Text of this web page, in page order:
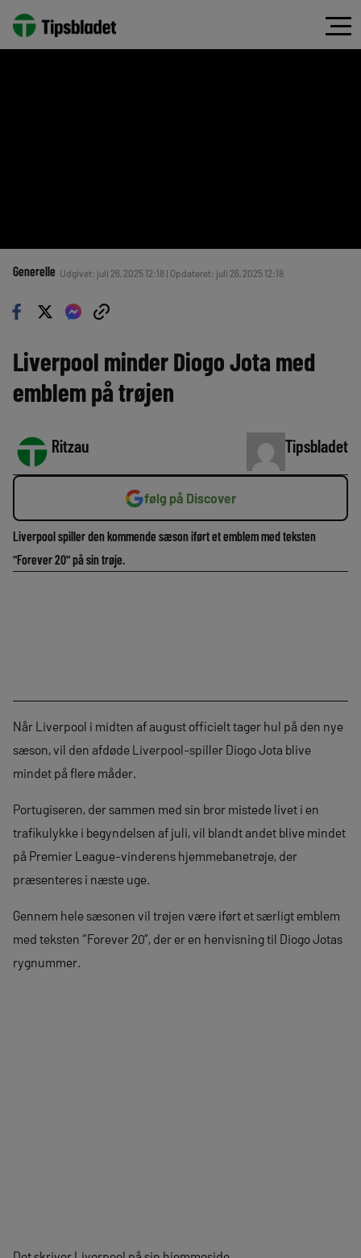
Generelle Udgivet: juli 26, 2025 12:18 | Opdateret: juli 26, 2025 12:18
Liverpool minder Diogo Jota med
emblem på trøjen
Ritzau Tipsbladet
følg på Discover
Liverpool spiller den kommende sæson iført et emblem med teksten
"Forever 20" på sin trøje.
Når Liverpool i midten af august officielt tager hul på den nye
sæson, vil den afdøde Liverpool-spiller Diogo Jota blive
mindet på flere måder.
Portugiseren, der sammen med sin bror mistede livet i en
trafikulykke i begyndelsen af juli, vil blandt andet blive mindet
på Premier League-vinderens hjemmebanetrøje, der
præsenteres i næste uge.
Gennem hele sæsonen vil trøjen være iført et særligt emblem
med teksten “Forever 20”, der er en henvisning til Diogo Jotas
rygnummer.